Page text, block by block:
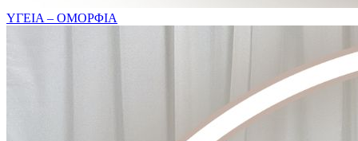
ΥΓΕΙΑ – ΟΜΟΡΦΙΑ